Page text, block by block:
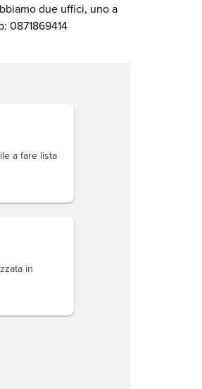
due uffici, uno a
0871869414
a fare lista
in